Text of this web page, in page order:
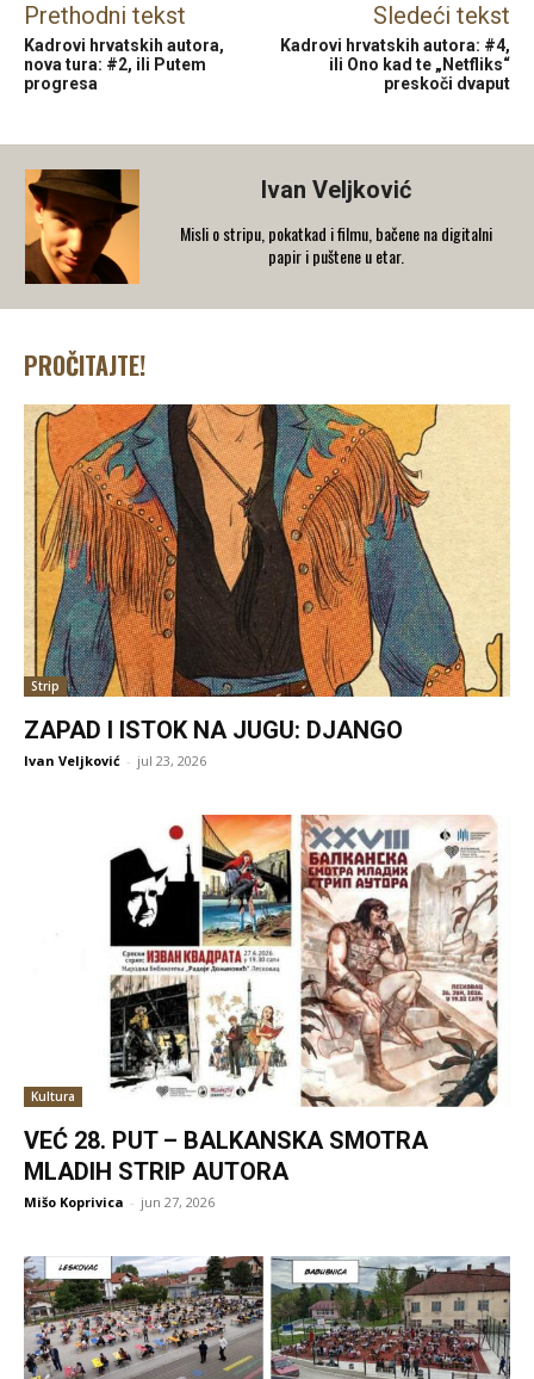
Prethodni tekst
Kadrovi hrvatskih autora,
nova tura: #2, ili Putem
progresa
Sledeći tekst
Kadrovi hrvatskih autora: #4,
ili Ono kad te „Netfliks“
preskoči dvaput
Ivan Veljković
Misli o stripu, pokatkad i filmu, bačene na digitalni
papir i puštene u etar.
PROČITAJTE!
Strip
ZAPAD I ISTOK NA JUGU: DJANGO
Ivan Veljković - jul 23, 2026
Kultura
VEĆ 28. PUT – BALKANSKA SMOTRA
MLADIH STRIP AUTORA
Mišo Koprivica - jun 27, 2026